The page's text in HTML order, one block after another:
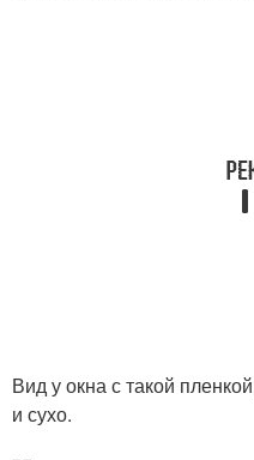
Вид у окна с такой
и сухо.